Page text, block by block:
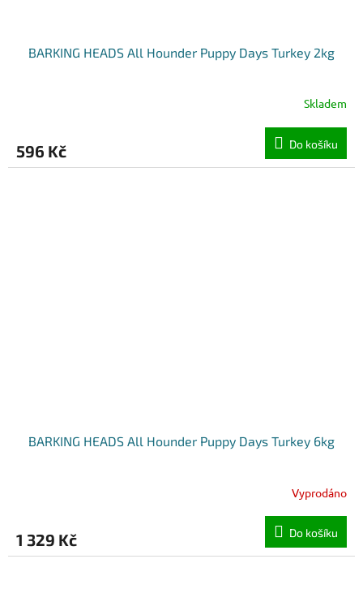
BARKING HEADS All Hounder Puppy Days Turkey 2kg
Skladem
596 Kč Do košíku
BARKING HEADS All Hounder Puppy Days Turkey 6kg
Vyprodáno
1 329 Kč Do košíku